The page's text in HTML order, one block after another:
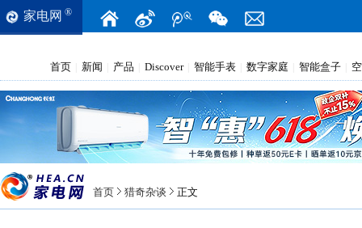
家电网 ®
首页 新闻 产品 Discover 智能手表 数字家庭 智能盒子
首页 猎奇杂谈 正文